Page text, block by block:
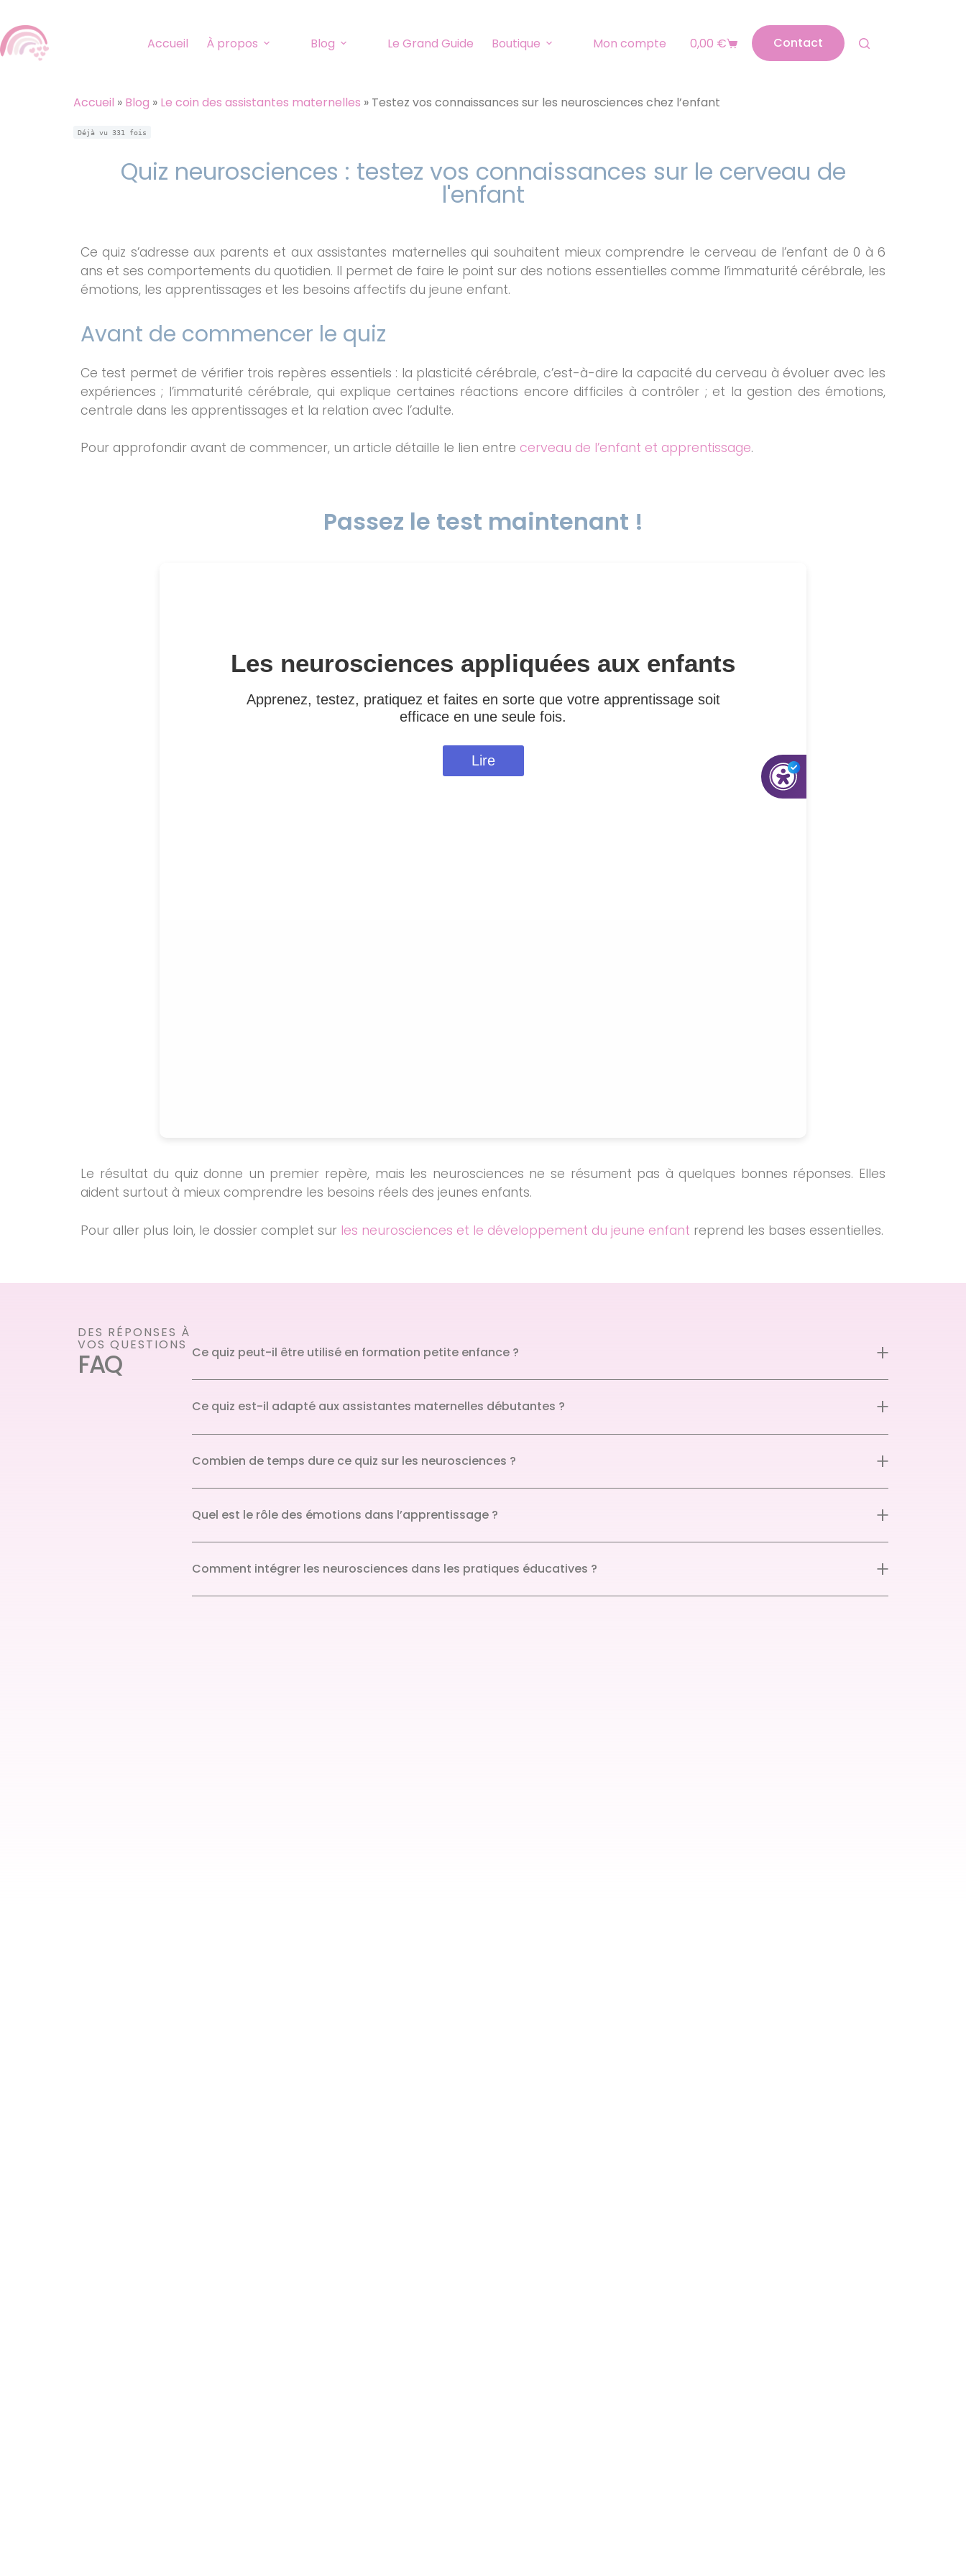
Accueil À propos Blog Le Grand Guide Boutique Mon compte 0,00 € Contact
Accueil » Blog » Le coin des assistantes maternelles » Testez vos connaissances sur les neurosciences chez l’enfant
Déjà vu 331 fois
Quiz neurosciences : testez vos connaissances sur le cerveau de
l'enfant
Ce quiz s’adresse aux parents et aux assistantes maternelles qui souhaitent mieux comprendre le cerveau de l’enfant de 0 à 6
ans et ses comportements du quotidien. Il permet de faire le point sur des notions essentielles comme l’immaturité cérébrale, les
émotions, les apprentissages et les besoins affectifs du jeune enfant.
Avant de commencer le quiz
Ce test permet de vérifier trois repères essentiels : la plasticité cérébrale, c’est-à-dire la capacité du cerveau à évoluer avec les
expériences ; l’immaturité cérébrale, qui explique certaines réactions encore difficiles à contrôler ; et la gestion des émotions,
centrale dans les apprentissages et la relation avec l’adulte.
Pour approfondir avant de commencer, un article détaille le lien entre cerveau de l’enfant et apprentissage.
Passez le test maintenant !
Le résultat du quiz donne un premier repère, mais les neurosciences ne se résument pas à quelques bonnes réponses. Elles
aident surtout à mieux comprendre les besoins réels des jeunes enfants.
Pour aller plus loin, le dossier complet sur les neurosciences et le développement du jeune enfant reprend les bases essentielles.
DES RÉPONSES À
VOS QUESTIONS
FAQ Ce quiz peut-il être utilisé en formation petite enfance ?
Ce quiz est-il adapté aux assistantes maternelles débutantes ?
Combien de temps dure ce quiz sur les neurosciences ?
Quel est le rôle des émotions dans l’apprentissage ?
Comment intégrer les neurosciences dans les pratiques éducatives ?